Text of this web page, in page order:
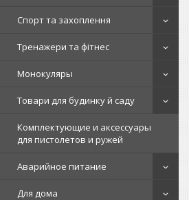
Спорт та захоплення
Тренажери та фітнес
Монокуляры
Товари для будинку й саду
Комплектующие и аксессуары
для пистолетов и ружей
Аварийное питание
Для дома